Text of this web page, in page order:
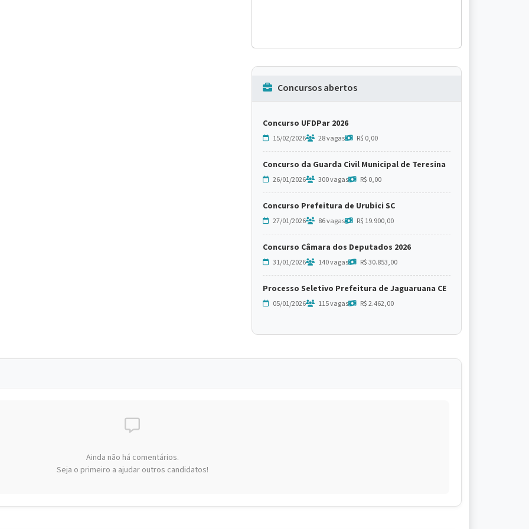
Concursos abertos
Concurso UFDPar 2026
15/02/2026 28 vagas R$ 0,00
Concurso da Guarda Civil Municipal de Teresina
26/01/2026 300 vagas R$ 0,00
Concurso Prefeitura de Urubici SC
27/01/2026 86 vagas R$ 19.900,00
Concurso Câmara dos Deputados 2026
31/01/2026 140 vagas R$ 30.853,00
Processo Seletivo Prefeitura de Jaguaruana CE
05/01/2026 115 vagas R$ 2.462,00
Ainda não há comentários.
Seja o primeiro a ajudar outros candidatos!